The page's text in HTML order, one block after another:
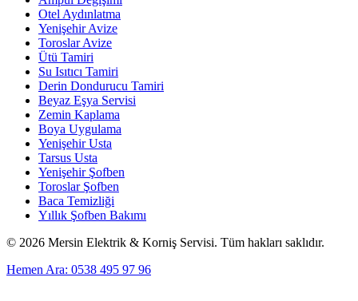
Otel Aydınlatma
Yenişehir Avize
Toroslar Avize
Ütü Tamiri
Su Isıtıcı Tamiri
Derin Dondurucu Tamiri
Beyaz Eşya Servisi
Zemin Kaplama
Boya Uygulama
Yenişehir Usta
Tarsus Usta
Yenişehir Şofben
Toroslar Şofben
Baca Temizliği
Yıllık Şofben Bakımı
© 2026 Mersin Elektrik & Korniş Servisi. Tüm hakları saklıdır.
Hemen Ara: 0538 495 97 96